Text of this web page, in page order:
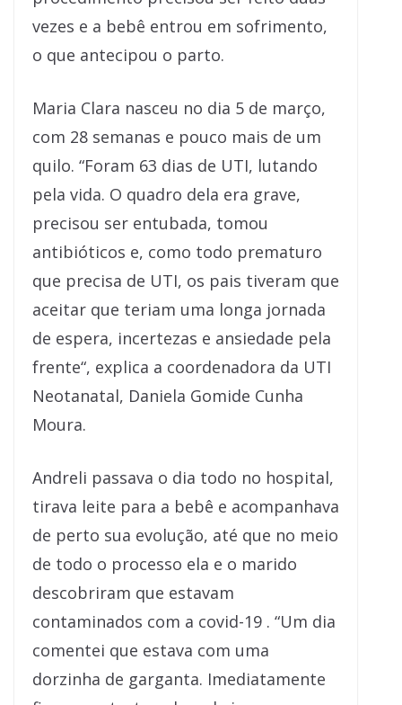
vezes e a bebê entrou em sofrimento,
o que antecipou o parto.
Maria Clara nasceu no dia 5 de março,
com 28 semanas e pouco mais de um
quilo. “Foram 63 dias de UTI, lutando
pela vida. O quadro dela era grave,
precisou ser entubada, tomou
antibióticos e, como todo prematuro
que precisa de UTI, os pais tiveram que
aceitar que teriam uma longa jornada
de espera, incertezas e ansiedade pela
frente“, explica a coordenadora da UTI
Neotanatal, Daniela Gomide Cunha
Moura.
Andreli passava o dia todo no hospital,
tirava leite para a bebê e acompanhava
de perto sua evolução, até que no meio
de todo o processo ela e o marido
descobriram que estavam
contaminados com a covid-19 . “Um dia
comentei que estava com uma
dorzinha de garganta. Imediatamente